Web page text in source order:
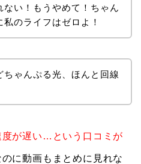
ない！もうやめて！ちゃん
のライフはゼロよ！
ちゃんぷる光、ほんと回線
が遅い…という口コミが
に動画もまとめに見れな